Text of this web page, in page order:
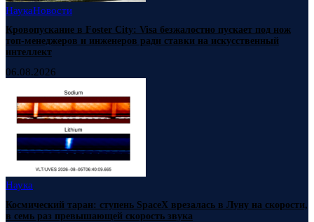
НаукаНовости
Кровопускание в Foster City: Visa безжалостно пускает под нож
топ-менеджеров и инженеров ради ставки на искусственный
интеллект
06.08.2026
Наука
Космический таран: ступень SpaceX врезалась в Луну на скорости,
в семь раз превышающей скорость звука